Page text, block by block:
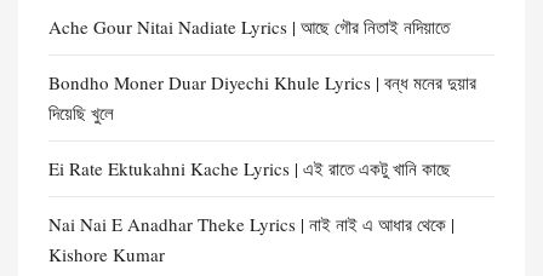
Ache Gour Nitai Nadiate Lyrics | আছে গৌর নিতাই নদিয়াতে
Bondho Moner Duar Diyechi Khule Lyrics | বন্ধ মনের দুয়ার
দিয়েছি খুলে
Ei Rate Ektukahni Kache Lyrics | এই রাতে একটু খানি কাছে
Nai Nai E Anadhar Theke Lyrics | নাই নাই এ আধার থেকে |
Kishore Kumar